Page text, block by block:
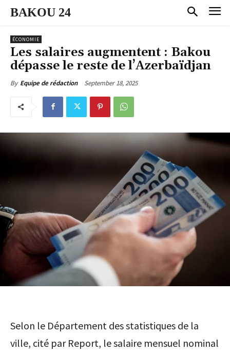
BAKOU 24
ÉCONOMIE
Les salaires augmentent : Bakou
dépasse le reste de l’Azerbaïdjan
By Equipe de rédaction September 18, 2025
Selon le Département des statistiques de la
ville, cité par Report, le salaire mensuel nominal